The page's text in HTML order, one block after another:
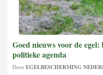
Goed nieuws voor de
politieke agenda
Door EGELBESCHERMING